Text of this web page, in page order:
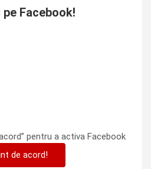
Facebook!
pentru a activa Facebook
de acord!